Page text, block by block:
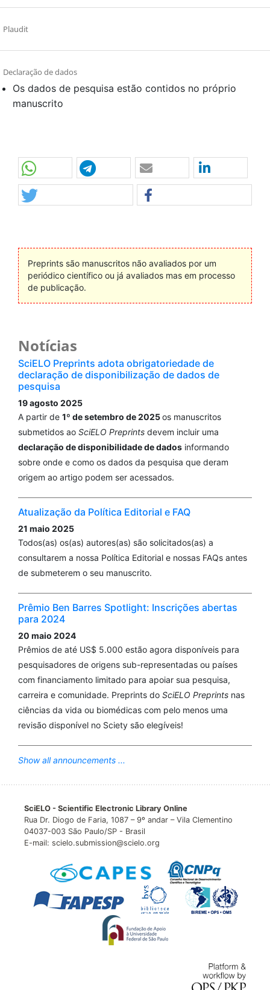
Plaudit
Declaração de dados
Os dados de pesquisa estão contidos no próprio
manuscrito
Preprints são manuscritos não avaliados por um
periódico científico ou já avaliados mas em processo
de publicação.
Notícias
SciELO Preprints adota obrigatoriedade de
declaração de disponibilização de dados de
pesquisa
19 agosto 2025
A partir de 1º de setembro de 2025os manuscritos
submetidos ao SciELO Preprints devem incluir uma
declaração de disponibilidade de dados informando
sobre onde e como os dados da pesquisa que deram
origem ao artigo podem ser acessados.
Atualização da Política Editorial e FAQ
21 maio 2025
Todos(as) os(as) autores(as) são solicitados(as) a
consultarem a nossa Política Editorial e nossas FAQs antes
de submeterem o seu manuscrito.
Prêmio Ben Barres Spotlight: Inscrições abertas
para 2024
20 maio 2024
Prêmios de até US$ 5.000 estão agora disponíveis para
pesquisadores de origens sub-representadas ou países
com financiamento limitado para apoiar sua pesquisa,
carreira e comunidade. Preprints do SciELO Preprints nas
ciências da vida ou biomédicas com pelo menos uma
revisão disponível no Sciety são elegíveis!
Show all announcements ...
SciELO - Scientific Electronic Library Online
Rua Dr. Diogo de Faria, 1087 – 9º andar – Vila Clementino
04037-003 São Paulo/SP - Brasil
E-mail: scielo.submission@scielo.org